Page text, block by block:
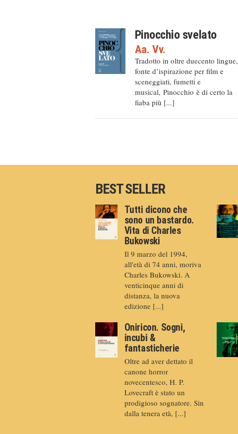
Pinocchio svelato
Aa. Vv.
Tradotto in oltre duecento lingue,
fonte d’ispirazione per film e
sceneggiati, fumetti e
musical, Pinocchio è di certo la
fiaba più [...]
BEST SELLER
Tutti dicono che
sono un bastardo.
Vita di Charles
Bukowski
Il 9 marzo del 1994,
all'età di 74 anni, moriva
Charles Bukowski. A
venticinque anni di
distanza, la nuova
edizione [...]
Oniricon. Sogni,
incubi &
fantasticherie
Oltre ad aver dettato il
canone horror
novecentesco, H. P.
Lovecraft è stato un
prodigioso sognatore. Sin
dalla tenera età, [...]